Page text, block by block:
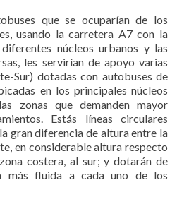
que se ocuparían de los
usando la carretera A7 con la
núcleos urbanos y las
les servirían de apoyo varias
Sur) dotadas con autobuses de
en los principales núcleos
zonas que demanden mayor
Estás líneas circulares
gran diferencia de altura entre la
en considerable altura respecto
costera, al sur; y dotarán de
más fluida a cada uno de los